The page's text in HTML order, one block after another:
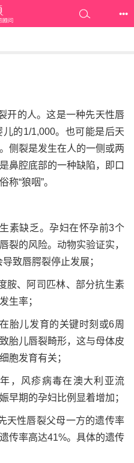
•••
开的人。这是一种先天性唇
的1/1,000。也可能是后天
侧裂是发生在人的一侧或两
鼻腔底部的一种缺陷，即口
“狼咽”。
素缺乏。孕妇在怀孕前3个
裂的风险。动物实验证实，
致唇腭裂停止发展；
胺、阿司匹林、部分抗生素
生率；
胎儿发育的关键时刻或6周
胎儿唇裂畸形，这与母体皮
胞发育有关；
，风疹病毒在澳大利亚流
早期的孕妇比例显着增加；
天性唇裂父母一方的遗传率
传率高达41%。具体的遗传